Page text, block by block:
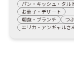
パン・キッシュ・タル
お菓子・デザート
朝食・ブランチ
つぶ
エリカ・アンギャルさ